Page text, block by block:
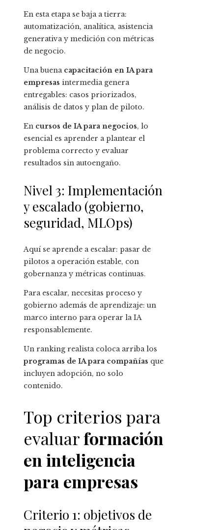
En esta etapa se baja a tierra:
automatización, analítica, asistencia
generativa y medición con métricas
de negocio.
Una buena capacitación en IA para
empresas intermedia genera
entregables: casos priorizados,
análisis de datos y plan de piloto.
En cursos de IA para negocios, lo
esencial es aprender a plantear el
problema correcto y evaluar
resultados sin autoengaño.
Nivel 3: Implementación
y escalado (gobierno,
seguridad, MLOps)
Aquí se aprende a escalar: pasar de
pilotos a operación estable, con
gobernanza y métricas continuas.
Para escalar, necesitas proceso y
gobierno además de aprendizaje: un
marco interno para operar la IA
responsablemente.
Un ranking realista coloca arriba los
programas de IA para compañías que
incluyen adopción, no solo
contenido.
Top criterios para
evaluarformación
en inteligencia
para empresas
Criterio 1: objetivos de